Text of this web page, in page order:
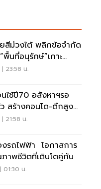
สีม่วงใต้ พลิกข้อจำกัด
พื้นที่อนุรักษ์”เกาะ
23:58 น.
ใช้ปี70 อสังหาฯรอ
สร้างคอนโด-ตึกสูง
ใหม่
21:58 น.
ฟ้า โอกาสการ
าพชีวิตที่เติบโตคู่กัน
01:30 น.